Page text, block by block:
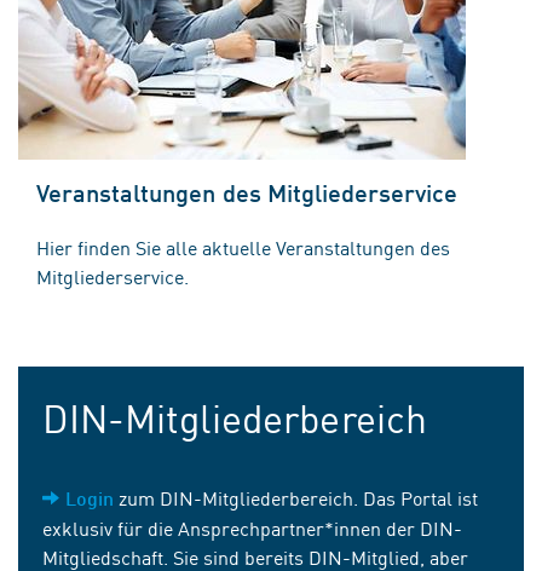
Veranstaltungen des Mitgliederservice
Hier finden Sie alle aktuelle Veranstaltungen des
Mitgliederservice.
DIN-Mitgliederbereich
Login zum DIN-Mitgliederbereich. Das Portal ist
exklusiv für die Ansprechpartner*innen der DIN-
Mitgliedschaft. Sie sind bereits DIN-Mitglied, aber